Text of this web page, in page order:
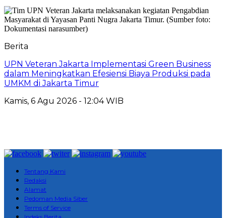
Berita
UPN Veteran Jakarta Implementasi Green Business
dalam Meningkatkan Efesiensi Biaya Produksi pada
UMKM di Jakarta Timur
Kamis, 6 Agu 2026 - 12:04 WIB
Tentang Kami
Redaksi
Alamat
Pedoman Media Siber
Terms of Service